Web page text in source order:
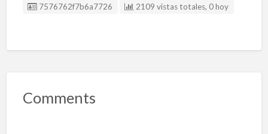
Listing ID
7576762f7b6a7726 2109 vistas totales, 0 hoy
Comments